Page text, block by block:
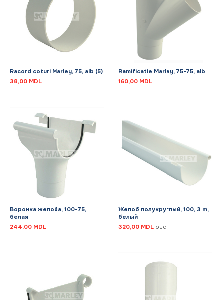
Racord coturi Marley, 75, alb (5)
38,00 MDL
Ramificatie Marley, 75-75, alb
160,00 MDL
Воронка желоба, 100-75,
белая
244,00 MDL
Желоб полукруглый, 100, 3 m,
белый
320,00 MDL buc